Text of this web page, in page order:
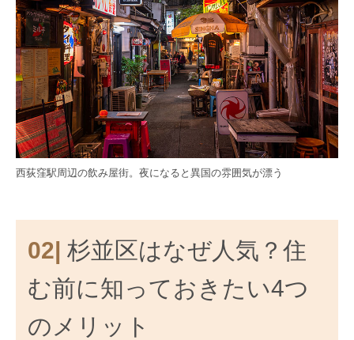
西荻窪駅周辺の飲み屋街。夜になると異国の雰囲気が漂う
02| 杉並区はなぜ人気？住
む前に知っておきたい4つ
のメリット